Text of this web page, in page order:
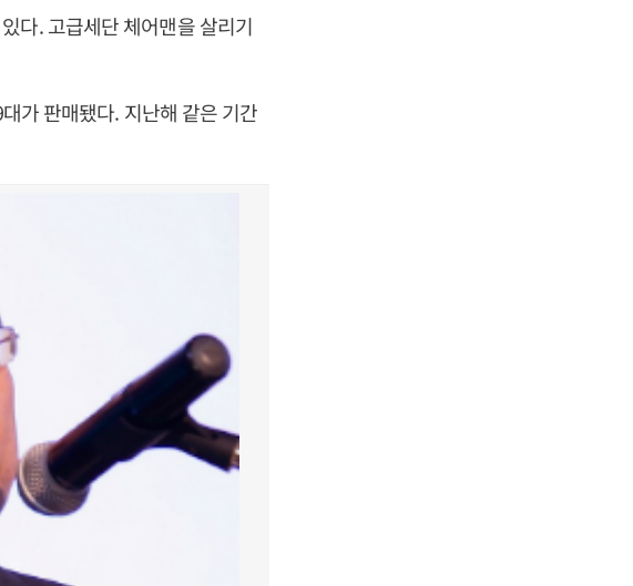
다. 고급세단 체어맨을 살리기
가 판매됐다. 지난해 같은 기간